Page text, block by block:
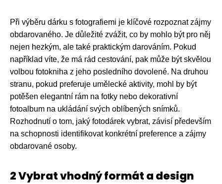
Při výběru dárku s fotografiemi je klíčové rozpoznat zájmy
obdarovaného. Je důležité zvážit, co by mohlo být pro něj
nejen hezkým, ale také praktickým darováním. Pokud
například víte, že má rád cestování, pak může být skvělou
volbou fotokniha z jeho posledního dovolené. Na druhou
stranu, pokud preferuje umělecké aktivity, mohl by být
potěšen elegantní rám na fotky nebo dekorativní
fotoalbum na ukládání svých oblíbených snímků.
Rozhodnutí o tom, jaký fotodárek vybrat, závisí především
na schopnosti identifikovat konkrétní preference a zájmy
obdarované osoby.
2 Vybrat vhodný formát a design